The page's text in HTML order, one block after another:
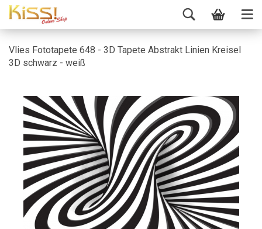
Vlies Fototapete 648 - 3D Tapete Abstrakt Linien Kreisel
3D schwarz - weiß